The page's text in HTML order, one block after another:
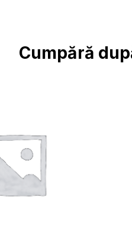
Cumpără